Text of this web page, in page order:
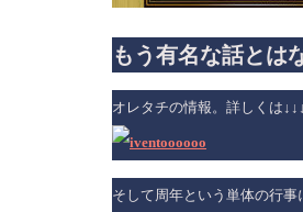
もう有名な話とは
オレタチの情報。詳しくは↓↓↓
そして周年という単体の行